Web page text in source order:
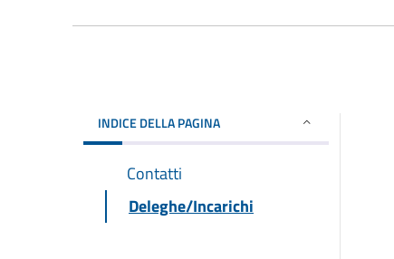
INDICE DELLA PAGINA
Contatti
Deleghe/Incarichi